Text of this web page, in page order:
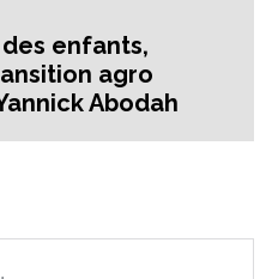
des enfants,
agro
Abodah